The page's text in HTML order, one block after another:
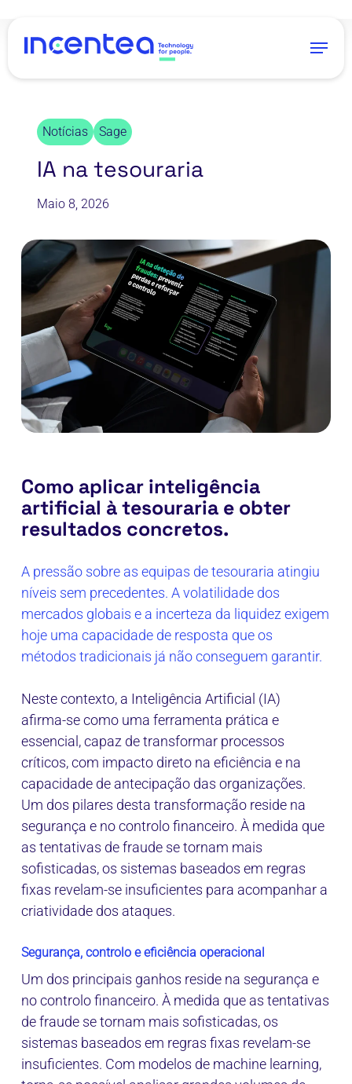
Menu
Notícias Sage
IA na tesouraria
Maio 8, 2026
Como aplicar inteligência
artificial à tesouraria e obter
resultados concretos.
A pressão sobre as equipas de tesouraria atingiu
níveis sem precedentes. A volatilidade dos
mercados globais e a incerteza da liquidez exigem
hoje uma capacidade de resposta que os
métodos tradicionais já não conseguem garantir.
Neste contexto, a Inteligência Artificial (IA)
afirma‑se como uma ferramenta prática e
essencial, capaz de transformar processos
críticos, com impacto direto na eficiência e na
capacidade de antecipação das organizações.
Um dos pilares desta transformação reside na
segurança e no controlo financeiro. À medida que
as tentativas de fraude se tornam mais
sofisticadas, os sistemas baseados em regras
fixas revelam-se insuficientes para acompanhar a
criatividade dos ataques.
Segurança, controlo e eficiência operacional
Um dos principais ganhos reside na segurança e
no controlo financeiro. À medida que as tentativas
de fraude se tornam mais sofisticadas, os
sistemas baseados em regras fixas revelam‑se
insuficientes. Com modelos de machine learning,